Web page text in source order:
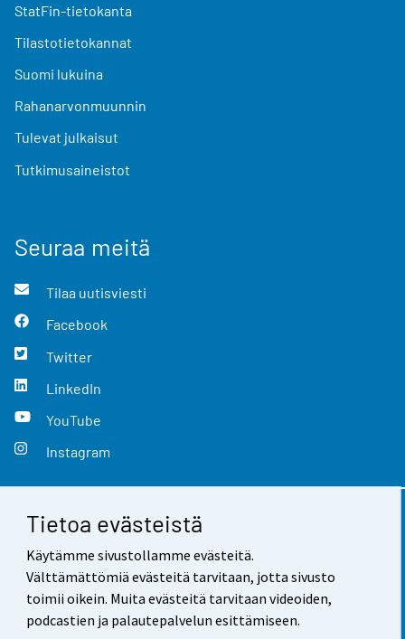
Tietoa evästeistä
Käytämme sivustollamme evästeitä.
Välttämättömiä evästeitä tarvitaan, jotta sivusto
toimii oikein. Muita evästeitä tarvitaan videoiden,
podcastien ja palautepalvelun esittämiseen.
StatFin-tietokanta
Tilastotietokannat
Suomi lukuina
Rahanarvonmuunnin
Tulevat julkaisut
Tutkimusaineistot
Seuraa meitä
Tilaa uutisviesti
Facebook
Twitter
LinkedIn
YouTube
Instagram
Yhteystiedot
Palaute
Käyttöehdot